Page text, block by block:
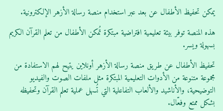
يمكن تحفيظ الأطفال عن بعد عبر استخدام منصة رسالة الأزهر الإلكترونية.
هذه المنصة توفر بيئة تعليمية افتراضية مبتكرة تُمكن الأطفال من تعلم القرآن الكريم
بسهولة ويسر.
تحفيظ الأطفال عن طريق منصة رسالة الأزهر أونلاين يتيح لهم الاستفادة من
مجموعة متنوعة من الأدوات التعليمية المبتكرة مثل ملفات الصوت والفيديو
التوضيحية، والأناشيد والألعاب التفاعلية التي تُسهل عملية تعلم القرآن وتحفيظه
بشكل ممتع وفعّال.